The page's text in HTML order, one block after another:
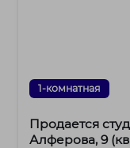
1-комнатная
Продается
Алферова, 9